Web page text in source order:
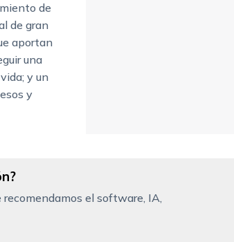
de
de gran
aportan
una
y un
y
el software, IA,